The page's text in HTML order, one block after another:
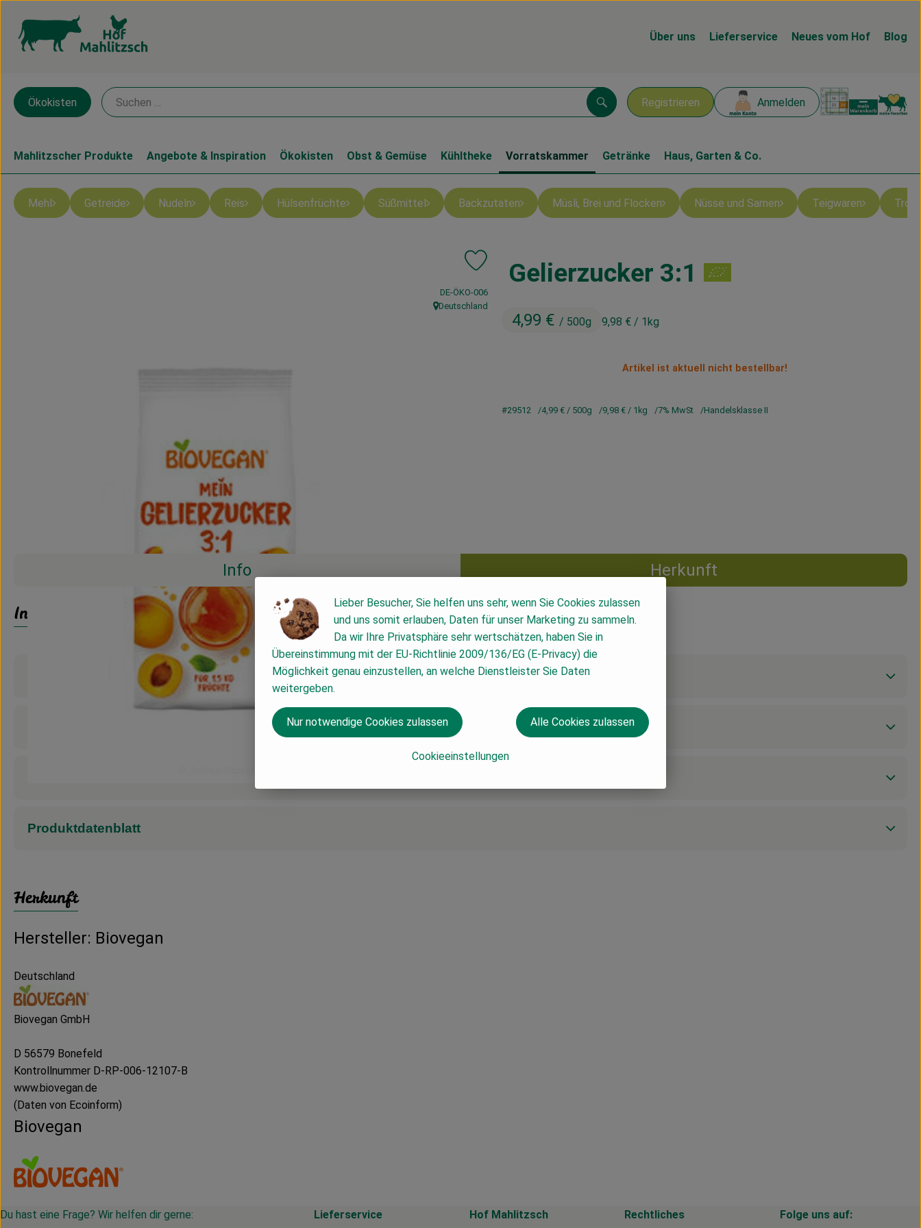
Über uns Lieferservice Neues vom Hof Blog
Registrieren Anmelden
Suchen
Ökokisten
Mahlitzscher Produkte Angebote & Inspiration Ökokisten Obst & Gemüse Kühltheke Vorratskammer Getränke Haus, Garten & Co.
Mehl Getreide Nudeln Reis Hülsenfrüchte Süßmittel Backzutaten Müsli, Brei und Flocken Nüsse und Samen Teigwaren
Gelierzucker 3:1
4,99 € / 500g 9,98 € / 1kg
Produkt zu Favouriten hinzufügen
, Kontrollstelle:
DE-ÖKO-006
, Herkunft:
Deutschland
Artikel ist aktuell nicht bestellbar!
#29512 4,99 € / 500g 9,98 € / 1kg 7% MwSt Handelsklasse II
Info Herkunft
Info
Produktinformationen
Produktdatenblatt
Herkunft
Hersteller: Biovegan
Deutschland
Biovegan GmbH
D 56579 Bonefeld
Kontrollnummer D-RP-006-12107-B
www.biovegan.de
(Daten von Ecoinform)
Biovegan
Du hast eine Frage? Wir helfen dir gerne: Lieferservice Hof Mahlitzsch Rechtliches Folge uns auf:
Lieber Besucher, Sie helfen uns sehr, wenn Sie Cookies zulassen
und uns somit erlauben, Daten für unser Marketing zu sammeln.
Da wir Ihre Privatsphäre sehr wertschätzen, haben Sie in
Übereinstimmung mit der EU-Richtlinie 2009/136/EG (E-Privacy) die
Möglichkeit genau einzustellen, an welche Dienstleister Sie Daten
weitergeben.
Cookieeinstellungen
Nur notwendige Cookies zulassen Alle Cookies zulassen